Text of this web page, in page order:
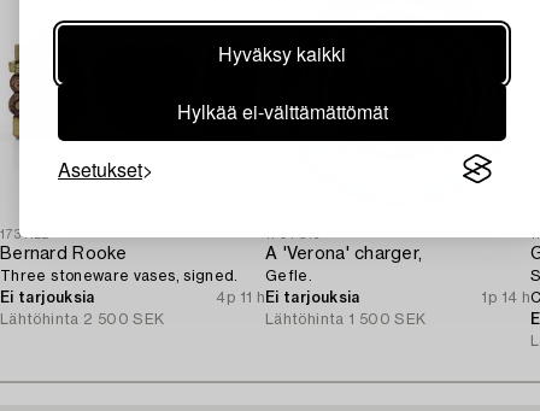
Hyväksy kaikki
Hylkää ei-välttämättömät
Asetukset
1731122
Bernard Rooke
Three stoneware vases, signed.
Ei tarjouksia
4p 11 h
Lähtöhinta 2 500 SEK
1707813
A 'Verona' charger,
Gefle.
Ei tarjouksia
1p 14 h
Lähtöhinta 1 500 SEK